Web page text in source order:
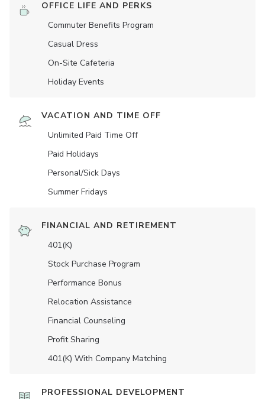
OFFICE LIFE AND PERKS
Commuter Benefits Program
Casual Dress
On-Site Cafeteria
Holiday Events
VACATION AND TIME OFF
Unlimited Paid Time Off
Paid Holidays
Personal/Sick Days
Summer Fridays
FINANCIAL AND RETIREMENT
401(K)
Stock Purchase Program
Performance Bonus
Relocation Assistance
Financial Counseling
Profit Sharing
401(K) With Company Matching
PROFESSIONAL DEVELOPMENT